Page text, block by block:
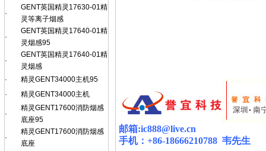
·
GENT英国精灵17630-01精
灵等离子烟感
·
GENT英国精灵17640-01精
灵烟感95
·
GENT英国精灵17640-01精
灵烟感
·
精灵GENT34000主机95
·
精灵GENT34000主机
·
精灵GENT17600消防烟感
底座95
·
精灵GENT17600消防烟感
底座
邮箱:ic888@live.cn
手机： +86-18666210788 韦先生